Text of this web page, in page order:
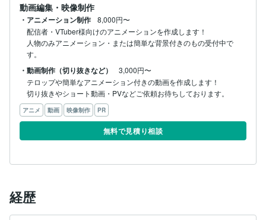
動画編集・映像制作
・アニメーション制作
8,000円〜
配信者・VTuber様向けのアニメーションを作成します！
人物のみアニメーション・または簡単な背景付きのもの受付中で
す。
・動画制作（切り抜きなど）
3,000円〜
テロップや簡単なアニメーション付きの動画を作成します！
切り抜きやショート動画・PVなどご依頼お待ちしております。
アニメ 動画 映像制作 PR
無料で見積り相談
経歴